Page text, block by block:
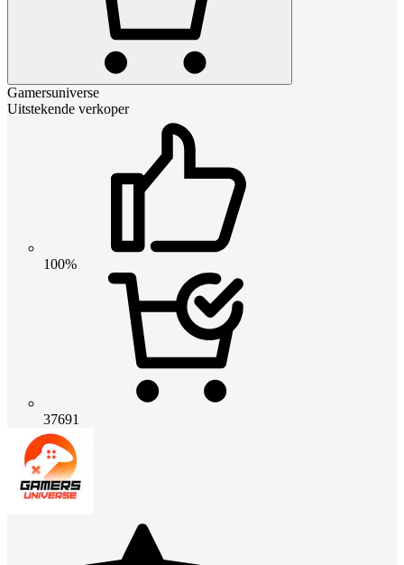
Gamersuniverse
Uitstekende verkoper
100%
37691